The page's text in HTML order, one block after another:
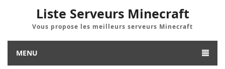
Liste Serveurs Minecraft
Vous propose les meilleurs serveurs Minecraft
MENU